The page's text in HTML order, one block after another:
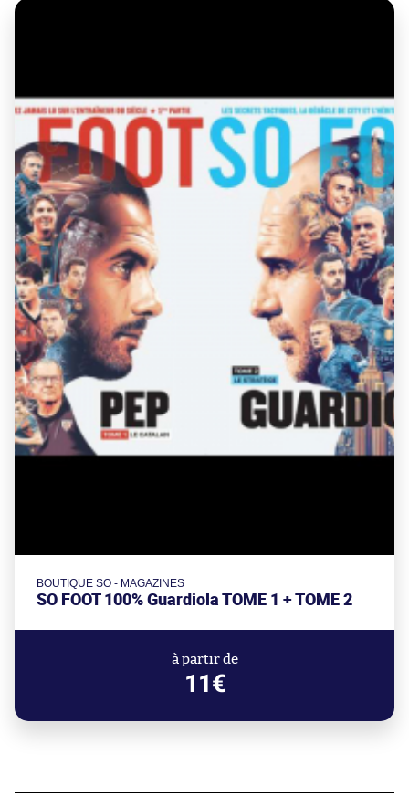
BOUTIQUE SO - MAGAZINES
SO FOOT 100% Guardiola TOME 1 + TOME 2
à partir de
11€